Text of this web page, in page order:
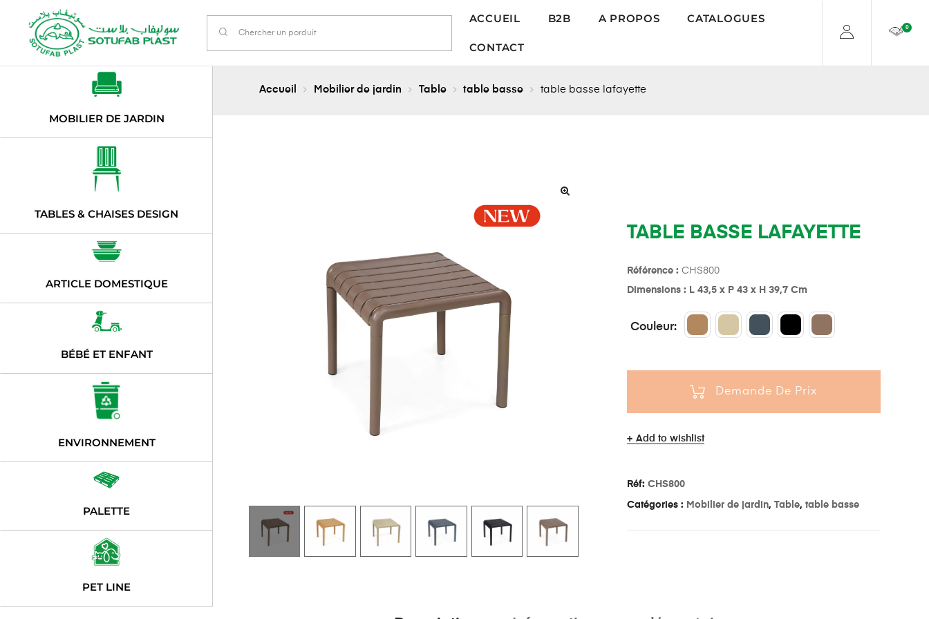
ACCUEIL B2B A PROPOS CATALOGUES
CONTACT
0
Accueil Mobilier de jardin Table table basse table basse lafayette
TABLE BASSE LAFAYETTE
Référence : CHS800
Dimensions : L 43,5 x P 43 x H 39,7 Cm
Couleur
Demande De Prix
Add to wishlist
Réf: CHS800
Catégories : Mobilier de jardin, Table, table basse
MOBILIER DE JARDIN
TABLES & CHAISES DESIGN
ARTICLE DOMESTIQUE
BÉBÉ ET ENFANT
ENVIRONNEMENT
PALETTE
PET LINE